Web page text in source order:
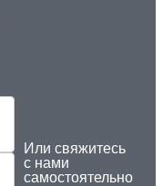
Или свяжитесь
с нами
самостоятельно